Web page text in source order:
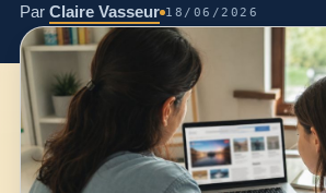
Par Claire Vasseur 18/06/2026